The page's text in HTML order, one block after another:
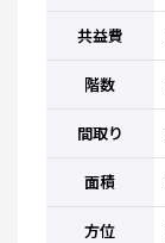
共益費
階数
間取り
面積
方位